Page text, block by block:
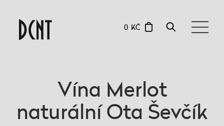
0 KČ
Vína Merlot
naturální Ota Ševčík